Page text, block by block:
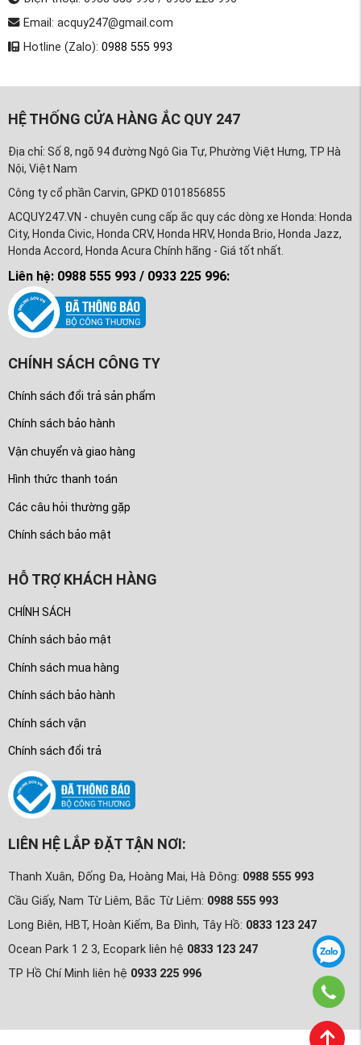
Email: acquy247@gmail.com
Hotline (Zalo): 0988 555 993
HỆ THỐNG CỬA HÀNG ẮC QUY 247
Địa chỉ: Số 8, ngõ 94 đường Ngô Gia Tự, Phường Việt Hưng, TP Hà
Nội, Việt Nam
Công ty cổ phần Carvin, GPKD 0101856855
ACQUY247.VN - chuyên cung cấp ắc quy các dòng xe Honda: Honda
City, Honda Civic, Honda CRV, Honda HRV, Honda Brio, Honda Jazz,
Honda Accord, Honda Acura Chính hãng - Giá tốt nhất.
Liên hệ: 0988 555 993 / 0933 225 996:
CHÍNH SÁCH CÔNG TY
Chính sách đổi trả sản phẩm
Chính sách bảo hành
Vận chuyển và giao hàng
Hình thức thanh toán
Các câu hỏi thường gặp
Chính sách bảo mật
HỖ TRỢ KHÁCH HÀNG
CHÍNH SÁCH
Chính sách bảo mật
Chính sách mua hàng
Chính sách bảo hành
Chính sách vận
Chính sách đổi trả
LIÊN HỆ LẮP ĐẶT TẬN NƠI:
Thanh Xuân, Đống Đa, Hoàng Mai, Hà Đông: 0988 555 993
Cầu Giấy, Nam Từ Liêm, Bắc Từ Liêm: 0988 555 993
Long Biên, HBT, Hoàn Kiếm, Ba Đình, Tây Hồ: 0833 123 247
Ocean Park 1 2 3, Ecopark liên hệ 0833 123 247
TP Hồ Chí Minh liên hệ 0933 225 996